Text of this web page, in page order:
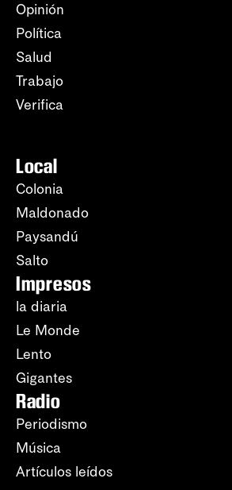
Opinión
Política
Salud
Trabajo
Verifica
Local
Colonia
Maldonado
Paysandú
Salto
Impresos
la diaria
Le Monde
Lento
Gigantes
Radio
Periodismo
Música
Artículos leídos